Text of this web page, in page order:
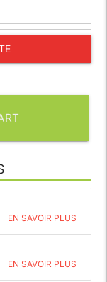
EN SAVOIR PLUS
EN SAVOIR PLUS